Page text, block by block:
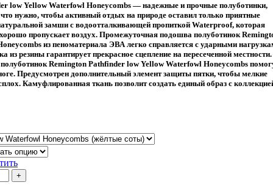
low Yellow Waterfowl Honeycombs — надежные и прочные полуботинки,
нужно, чтобы активный отдых на природе оставил только приятные
замши с водоотталкивающей пропиткой Waterproof, которая
пропускает воздух. Промежуточная подошва полуботинок
из пеноматериала ЭВА легко справляется с ударными
из резины гарантирует прекрасное сцепление на пересеченной местности.
Remington Pathfinder low Yellow Waterfowl Honeycombs
Предусмотрен дополнительный элемент защиты пятки, чтобы мелкие
Камуфлированная ткань позволит создать единый образ с